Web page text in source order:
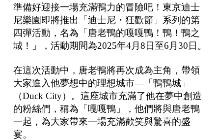
準備好迎接一場充滿鴨力的冒險吧！東京迪士
尼樂園即將推出「迪士尼・狂歡節」系列的第
四彈活動，名為「唐老鴨的嘎嘎鴨！鴨！鴨之
城！」，活動期間為2025年4月8日至6月30日。
在這次活動中，唐老鴨將再次成為主角，帶領
大家進入他夢想中的理想城市—「鴨鴨城」
（Duck City）。這座城市充滿了他在夢中創造
的粉絲們，稱為「嘎嘎鴨」，他們將與唐老鴨
一起，為大家帶來一場充滿歡笑與驚喜的盛
宴。